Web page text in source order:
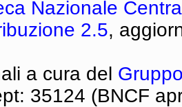
Nazionale
2.5,
a cura del
35124 (BNCF